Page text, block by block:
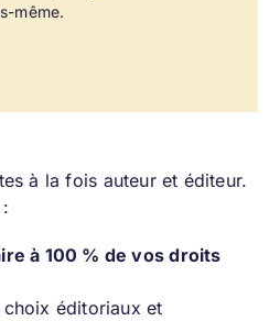
même.
à la fois auteur et éditeur.
à 100 % de vos droits
éditoriaux et